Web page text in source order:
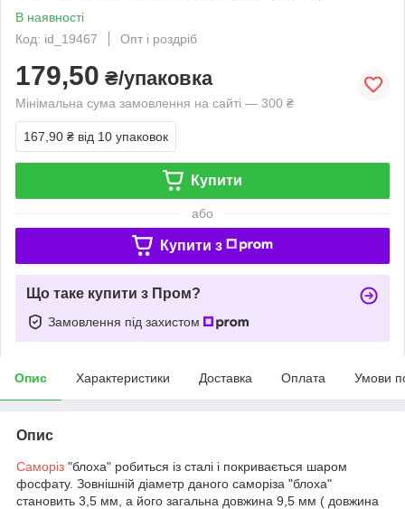
В наявності
Код: id_19467
Опт і роздріб
179,50 ₴/упаковка
Мінімальна сума замовлення на сайті — 300 ₴
167,90 ₴ від 10 упаковок
Купити
або
Купити з
Що таке купити з Пром?
Замовлення під захистом
Опис Характеристики Доставка Оплата Умови
Опис
Саморіз "блоха" робиться із сталі і покривається шаром
фосфату. Зовнішній діаметр даного саморіза "блоха"
становить 3,5 мм, а його загальна довжина 9,5 мм ( довжина